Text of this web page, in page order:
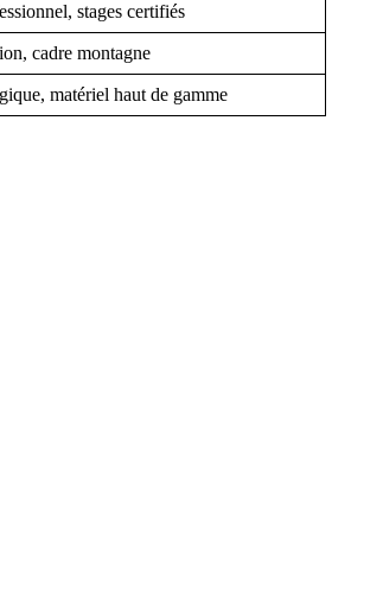
stages certifiés
cadre montagne
matériel haut de gamme